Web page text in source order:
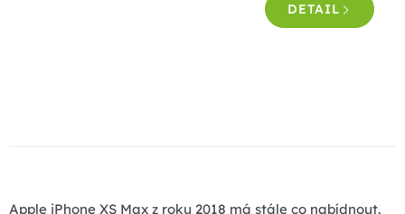
DETAIL
a
Apple iPhone XS Max z roku 2018 má stále co nabídnout.